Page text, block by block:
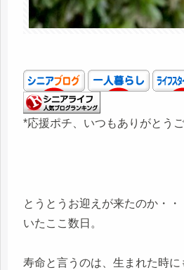
*応援ポチ、いつもありがとう
とうとうお迎えが来たのか・
いたここ数日。
寿命と言うのは、生まれた時に